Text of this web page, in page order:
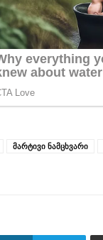
მარტივი ნამცხვარი